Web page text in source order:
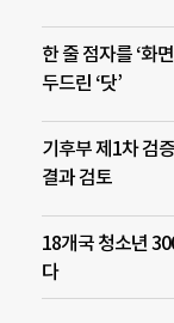
한 줄 점자를 ‘화
두드린 ‘닷’
기후부 제1차 검
결과 검토
18개국 청소년
다